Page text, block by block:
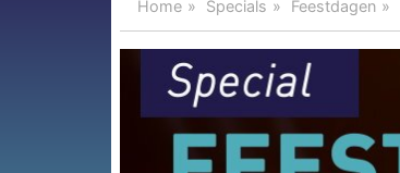
Home Specials Feestdagen